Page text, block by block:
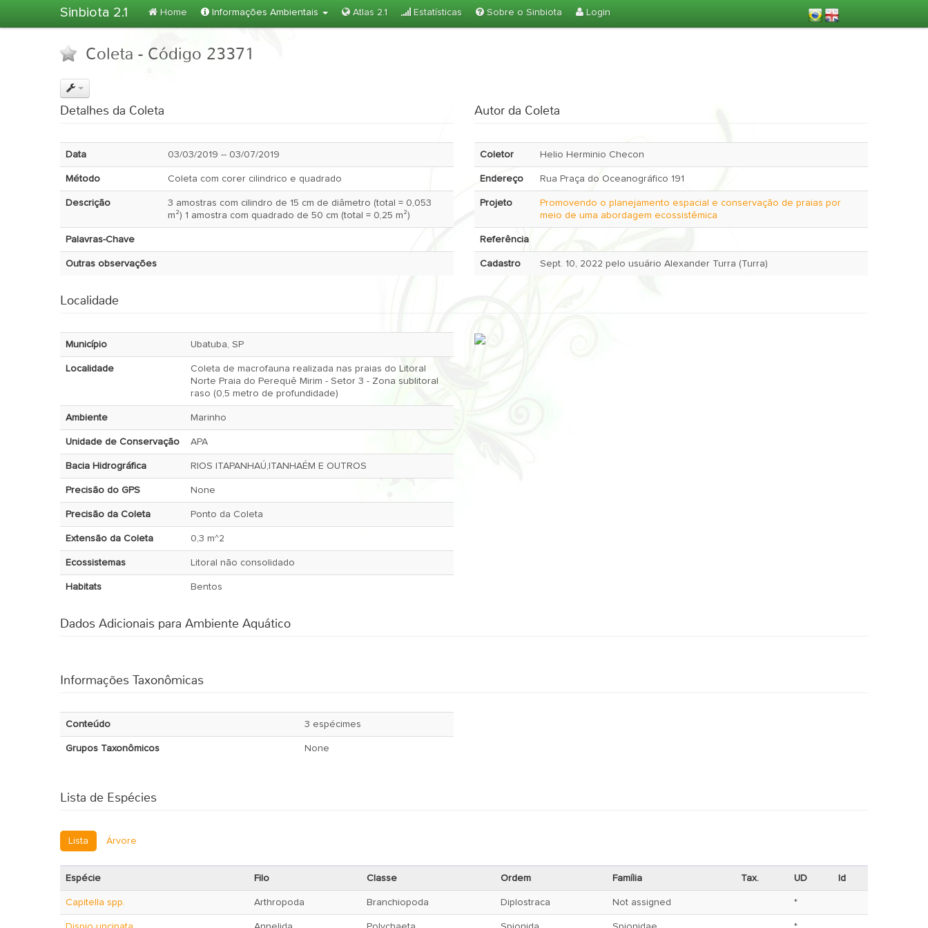
Sinbiota 2.1 Home Informações Ambientais Atlas 2.1 Estatísticas Sobre o Sinbiota Login
Coleta - Código 23371
Detalhes da Coleta
Data 03/03/2019 -- 03/07/2019
Método Coleta com corer cilindrico e quadrado
Descrição
3 amostras com cilindro de 15 cm de diâmetro (total = 0,053
m²) 1 amostra com quadrado de 50 cm (total = 0,25 m²)
Palavras-Chave
Outras observações
Autor da Coleta
Coletor Helio Herminio Checon
Endereço Rua Praça do Oceanográfico 191
Projeto
Promovendo o planejamento espacial e conservação de praias por
meio de uma abordagem ecossistêmica
Referência
Cadastro Sept. 10, 2022 pelo usuário Alexander Turra (Turra)
Localidade
Município Ubatuba, SP
Localidade
Coleta de macrofauna realizada nas praias do Litoral
Norte Praia do Perequê Mirim - Setor 3 - Zona sublitoral
raso (0,5 metro de profundidade)
Ambiente Marinho
Unidade de Conservação APA
Bacia Hidrográfica RIOS ITAPANHAÚ,ITANHAÉM E OUTROS
Precisão do GPS None
Precisão da Coleta Ponto da Coleta
Extensão da Coleta 0,3 m^2
Ecossistemas Litoral não consolidado
Habitats Bentos
Dados Adicionais para Ambiente Aquático
Informações Taxonômicas
Conteúdo 3 espécimes
Grupos Taxonômicos None
Lista de Espécies
Lista Árvore
Espécie Filo Classe Ordem Família Tax. UD Id
Capitella spp. Arthropoda Branchiopoda Diplostraca Not assigned *